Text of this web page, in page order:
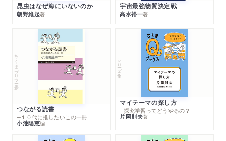
昆虫はなぜ海にいないのか
朝野維起著
宇宙最強物質決定戦
高水裕一著
ちくまプリマー新書
つながる読書
─１０代に推したいこの一冊
小池陽慈編
シリーズ・全集
マイテーマの探し方
─探究学習ってどうやるの？
片岡則夫著